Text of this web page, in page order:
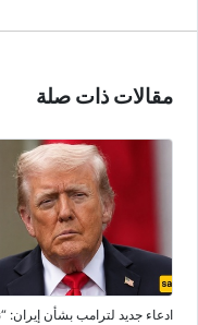
مقالات ذات صلة
ادعاء جدید لترامب بشأن إیران: